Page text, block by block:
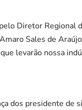
Diretor Regional
Sales de
levarão nossa
dos presidente